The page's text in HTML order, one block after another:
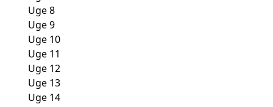
Uge 8
Uge 9
Uge 10
Uge 11
Uge 12
Uge 13
Uge 14